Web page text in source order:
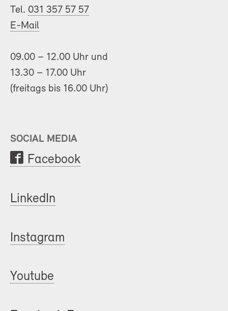
Tel. 031 357 57 57
E-Mail
09.00 – 12.00 Uhr und
13.30 – 17.00 Uhr
(freitags bis 16.00 Uhr)
SOCIAL MEDIA
Facebook
LinkedIn
Instagram
Youtube